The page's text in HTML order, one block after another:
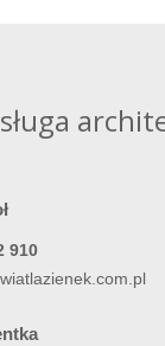
910